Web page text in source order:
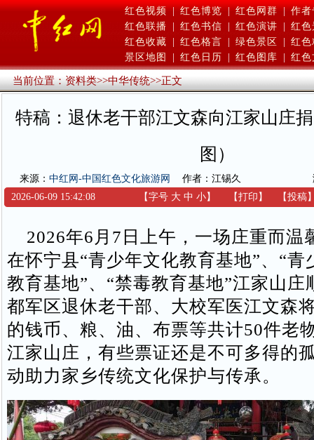
红色视频 | 红色博览 | 红色网群 | 作者
红色联播
红色书信 红色演讲
红色
红色收藏
红色格言 绿色景区
红色
景区地图
红色日历 红色图库 红色
当前位置：资料类>>中华传统>>正文
特稿：退休老干部江文森向江家山庄
图）
来源： 中红网-中国红色文化旅游网 作者：江锡久
2026-06-09 15:42:08
【字号 大 中 小】 【打印 】 【投稿
2026年6月7日上午，一场庄重而温
在怀宁县“青少年文化教育基地”、“青
教育基地”、“禁毒教育基地”江家山庄
都军区退休老干部、大校军医江文森
的钱币、粮、油、布票等共计50件老
江家山庄，有些票证还是不可多得的
动助力家乡传统文化保护与传承。